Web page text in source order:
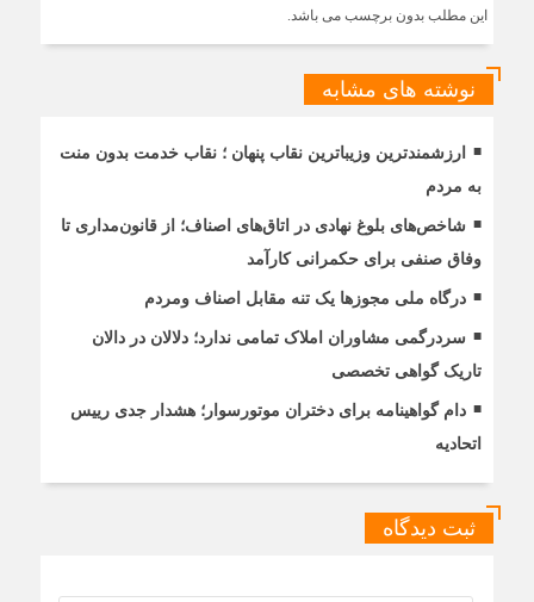
این مطلب بدون برچسب می باشد.
نوشته های مشابه
ارزشمندترین وزیباترین نقاب پنهان ؛ نقاب خدمت بدون منت
به مردم
شاخص‌های بلوغ نهادی در اتاق‌های اصناف؛ از قانون‌مداری تا
وفاق صنفی برای حکمرانی کارآمد
درگاه ملی مجوزها یک تنه مقابل اصناف ومردم
سردرگمی مشاوران املاک تمامی ندارد؛ دلالان در دالان
تاریک گواهی تخصصی
دام گواهینامه برای دختران موتورسوار؛ هشدار جدی رییس
اتحادیه
ثبت دیدگاه